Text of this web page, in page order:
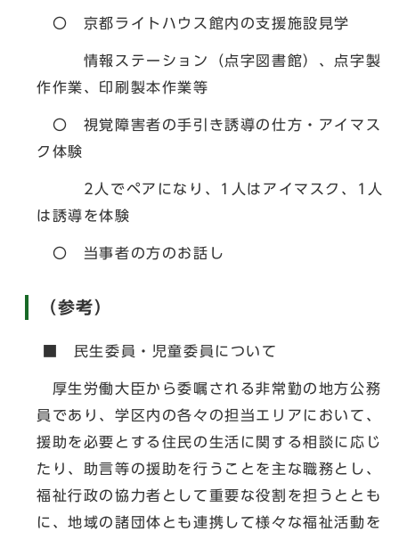
〇 京都ライトハウス館内の支援施設見学
情報ステーション（点字図書館）、点字製
作作業、印刷製本作業等
〇 視覚障害者の手引き誘導の仕方・アイマス
ク体験
2人でペアになり、1人はアイマスク、1人
は誘導を体験
〇 当事者の方のお話し
（参考）
■ 民生委員・児童委員について
厚生労働大臣から委嘱される非常勤の地方公務
員であり、学区内の各々の担当エリアにおいて、
援助を必要とする住民の生活に関する相談に応じ
たり、助言等の援助を行うことを主な職務とし、
福祉行政の協力者として重要な役割を担うととも
に、地域の諸団体とも連携して様々な福祉活動を